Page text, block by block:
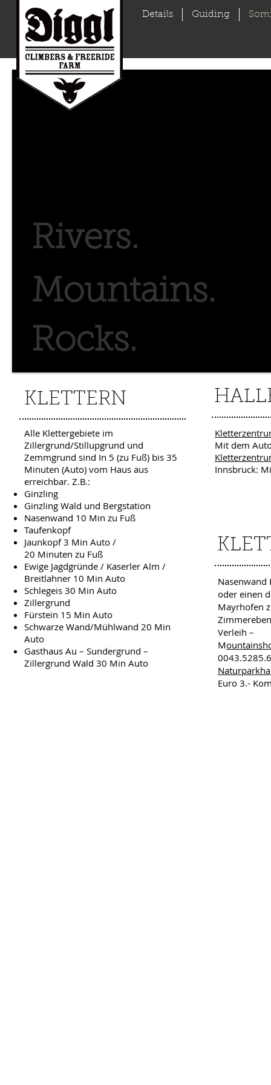
Details Guiding
Rocks.
Rivers.
Mountains.
KLETTERN
Alle Klettergebiete im
Zillergrund/Stillupgrund und
Zemmgrund sind In 5 (zu Fuß) bis 35
Minuten (Auto) vom Haus aus
erreichbar. Z.B.:
Ginzling
Ginzling Wald und Bergstation
Nasenwand 10 Min zu Fuß
Taufenkopf
Jaunkopf 3 Min Auto /
20 Minuten zu Fuß
Ewige Jagdgründe / Kaserler Alm /
Breitlahner 10 Min Auto
Schlegeis 30 Min Auto
Zillergrund
Fürstein 15 Min Auto
Schwarze Wand/Mühlwand 20 Min
Auto
Gasthaus Au – Sundergrund –
Zillergrund Wald 30 Min Auto
Mit dem
Innsbruck:
Nasenwand
oder einen
Mayrhofen
Verleih –
M
Euro 3.-